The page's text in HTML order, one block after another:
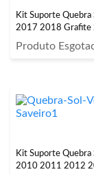
Kit Suporte
2017 2018 Grafite
Produto
Kit Suporte
2010 2011 2012